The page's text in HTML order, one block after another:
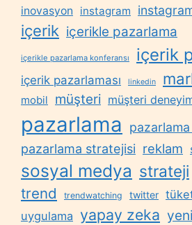
inovasyon instagram
içerik içerikle pazarlama
içerikle pazarlama konferansı içerik
içerik pazarlaması linkedin
mobil müşteri müşteri
pazarlama
pazarlama stratejisi reklam
sosyal medya strateji
trend trendwatching twitter
uygulama yapay zeka